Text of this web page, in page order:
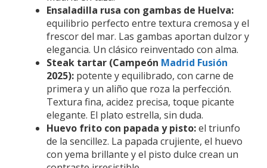
Ensaladilla rusa con gambas de Huelva:
equilibrio perfecto entre textura cremosa y el
frescor del mar. Las gambas aportan dulzor y
elegancia. Un clásico reinventado con alma.
Steak tartar (Campeón Madrid Fusión
2025): potente y equilibrado, con carne de
primera y un aliño que roza la perfección.
Textura fina, acidez precisa, toque picante
elegante. El plato estrella, sin duda.
Huevo frito con papada y pisto:el triunfo
de la sencillez. La papada crujiente, el huevo
con yema brillante y el pisto dulce crean un